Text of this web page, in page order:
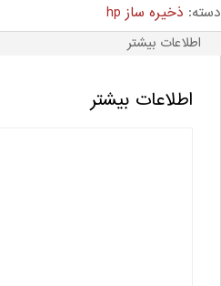
دسته: ذخیره ساز hp
اطلاعات بیشتر
اطلاعات بیشتر